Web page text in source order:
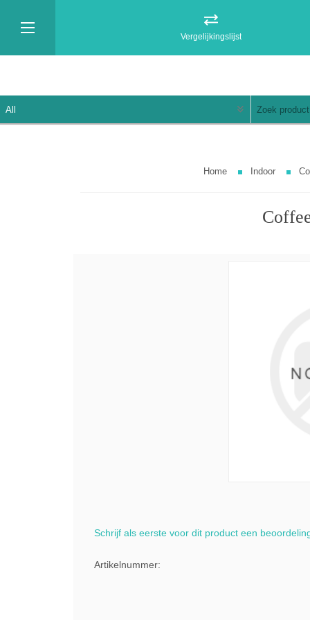
Vergelijkingslijst
Home Indoor
Schrijf als eerste voor dit product een
Artikelnummer: